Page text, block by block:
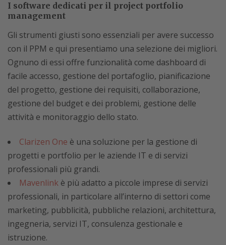
I software dedicati per il project portfolio
management
Gli strumenti giusti sono essenziali per avere successo
con il PPM e qui presentiamo una selezione dei migliori.
Ognuno di essi offre funzionalità come dashboard di
facile accesso, gestione del portafoglio, pianificazione
del progetto, gestione dei requisiti, collaborazione,
gestione del budget e dei problemi, gestione delle
attività e monitoraggio dello stato.
Clarizen One è una soluzione per la gestione di
progetti e portfolio per le aziende IT e di servizi
professionali più grandi.
Mavenlink è più adatto a piccole imprese di servizi
professionali, in particolare all’interno di settori come
marketing, pubblicità, pubbliche relazioni, architettura,
ingegneria, servizi IT, consulenza gestionale e
istruzione.